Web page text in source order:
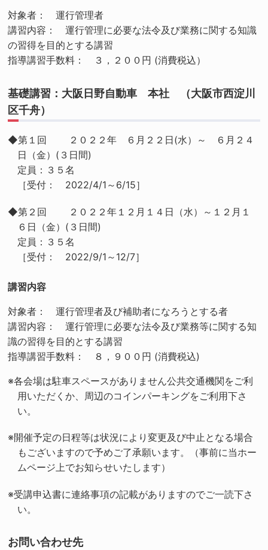
対象者： 運行管理者
講習内容： 運行管理に必要な法令及び業務に関する知識
の習得を目的とする講習
指導講習手数料： ３，２００円 (消費税込）
基礎講習：大阪日野自動車 本社 （大阪市西淀川
区千舟）
◆第１回 ２０２２年 ６月２２日(水）～ ６月２４
日（金）(３日間)
定員：３５名
［受付： 2022/4/1～6/15］
◆第２回 ２０２２年１２月１４日（水）～１２月１
６日（金）(３日間)
定員：３５名
［受付： 2022/9/1～12/7］
講習内容
対象者： 運行管理者及び補助者になろうとする者
講習内容： 運行管理に必要な法令及び業務等に関する知
識の習得を目的とする講習
指導講習手数料： ８，９００円 (消費税込)
※各会場は駐車スペースがありません公共交通機関をご利
用いただくか、周辺のコインパーキングをご利用下さ
い。
※開催予定の日程等は状況により変更及び中止となる場合
もございますので予めご了承願います。（事前に当ホー
ムページ上でお知らせいたします）
※受講申込書に連絡事項の記載がありますのでご一読下さ
い。
お問い合わせ先